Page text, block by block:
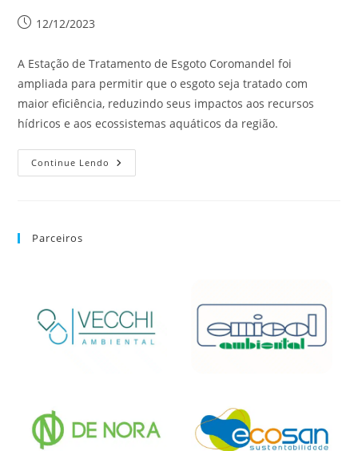
12/12/2023
A Estação de Tratamento de Esgoto Coromandel foi
ampliada para permitir que o esgoto seja tratado com
maior eficiência, reduzindo seus impactos aos recursos
hídricos e aos ecossistemas aquáticos da região.
Continue Lendo
Parceiros